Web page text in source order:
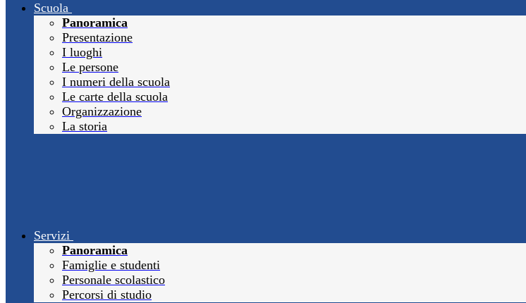
Scuola
Panoramica
Presentazione
I luoghi
Le persone
I numeri della scuola
Le carte della scuola
Organizzazione
La storia
Servizi
Panoramica
Famiglie e studenti
Personale scolastico
Percorsi di studio